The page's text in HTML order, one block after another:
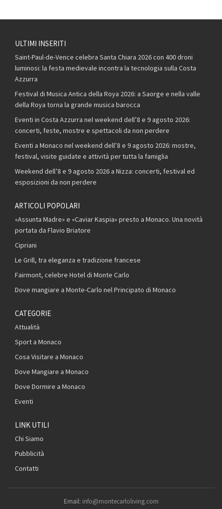
ULTIMI INSERITI
Saint-Paul-de-Vence celebra Santa Chiara 2026 con 400 droni
luminosi: la festa medievale incontra la tecnologia sulla Costa
Azzurra
Festival di Musica Antica della Roya 2026: a Saorge e nella valle
della Roya torna la grande musica barocca
Eventi in Costa Azzurra nel weekend dell’8 e 9 agosto 2026:
concerti, feste, mostre e spettacoli da non perdere
Eventi a Monaco nel weekend dell’8 e 9 agosto 2026: mostre,
festival, visite guidate e attività per tutta la famiglia
Weekend dell’8 e 9 agosto 2026 a Nizza: concerti, festival ed
esposizioni da non perdere
ARTICOLI POPOLARI
«Assunta Madre» e «Caviar Kaspia» presto a Monaco. Una novità
portata da Flavio Briatore
Cipriani
Le Grill, tra eleganza e tradizione francese
Fairmont, celebre Hotel di Monte Carlo
Dove mangiare a Monte-Carlo nel Principato di Monaco
CATEGORIE
Attualità
Sport a Monaco
Cosa Visitare a Monaco
Dove Mangiare a Monaco
Dove Dormire a Monaco
Eventi
LINK UTILI
Chi Siamo
Pubblicità
Contatti
Email: info@montecarloliving.com